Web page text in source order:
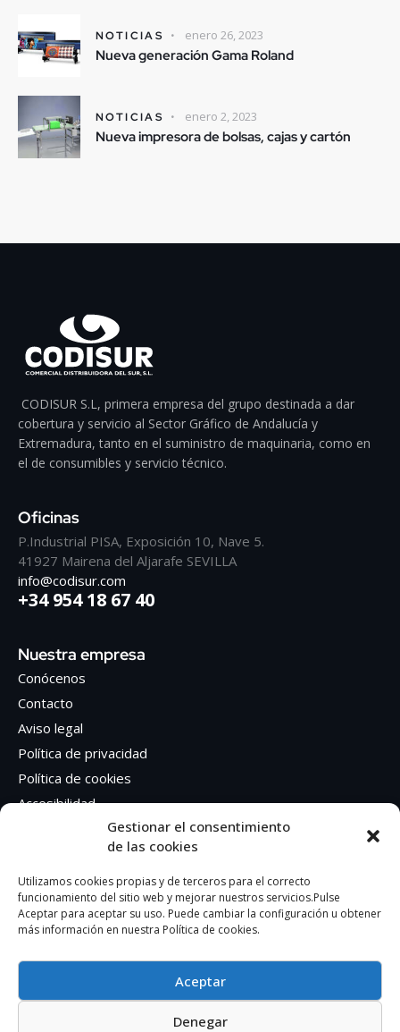
Gestionar el consentimiento
de las cookies
Utilizamos cookies propias y de terceros para el correcto
funcionamiento del sitio web y mejorar nuestros servicios.Pulse
Aceptar para aceptar su uso. Puede cambiar la configuración u obtener
más información en nuestra Política de cookies.
Aceptar
Denegar
NOTICIAS enero 26, 2023
Nueva generación Gama Roland
NOTICIAS enero 2, 2023
Nueva impresora de bolsas, cajas y cartón
CODISUR S.L, primera empresa del grupo destinada a dar
cobertura y servicio al Sector Gráfico de Andalucía y
Extremadura, tanto en el suministro de maquinaria, como en
el de consumibles y servicio técnico.
Oficinas
P.Industrial PISA, Exposición 10, Nave 5.
41927 Mairena del Aljarafe SEVILLA
info@codisur.com
+34 954 18 67 40
Nuestra empresa
Conócenos
Contacto
Aviso legal
Política de privacidad
Política de cookies
Accesibilidad
Síguenos en Redes sociales
Facebook
Instagram